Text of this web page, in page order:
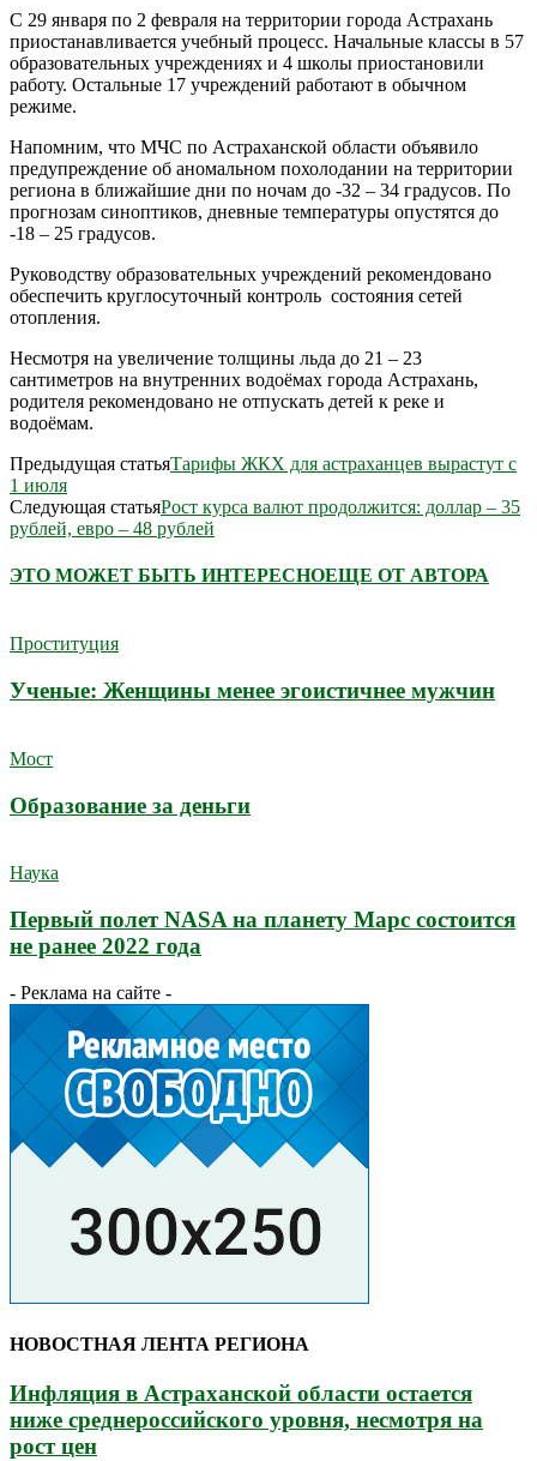
С 29 января по 2 февраля на территории города Астрахань
приостанавливается учебный процесс. Начальные классы в 57
образовательных учреждениях и 4 школы приостановили
работу. Остальные 17 учреждений работают в обычном
режиме.
Напомним, что МЧС по Астраханской области объявило
предупреждение об аномальном похолодании на территории
региона в ближайшие дни по ночам до -32 – 34 градусов. По
прогнозам синоптиков, дневные температуры опустятся до
-18 – 25 градусов.
Руководству образовательных учреждений рекомендовано
обеспечить круглосуточный контроль состояния сетей
отопления.
Несмотря на увеличение толщины льда до 21 – 23
сантиметров на внутренних водоёмах города Астрахань,
родителя рекомендовано не отпускать детей к реке и
водоёмам.
Предыдущая статьяТарифы ЖКХ для астраханцев вырастут с
1 июля
Следующая статьяРост курса валют продолжится: доллар – 35
рублей, евро – 48 рублей
ЭТО МОЖЕТ БЫТЬ ИНТЕРЕСНОЕЩЕ ОТ АВТОРА
Проституция
Ученые: Женщины менее эгоистичнее мужчин
Мост
Образование за деньги
Наука
Первый полет NASA на планету Марс состоится
не ранее 2022 года
- Реклама на сайте -
НОВОСТНАЯ ЛЕНТА РЕГИОНА
Инфляция в Астраханской области остается
ниже среднероссийского уровня, несмотря на
рост цен